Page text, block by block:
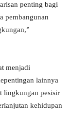
penting bagi
pembangunan
menjadi
lainnya
lingkungan pesisir
kehidupan